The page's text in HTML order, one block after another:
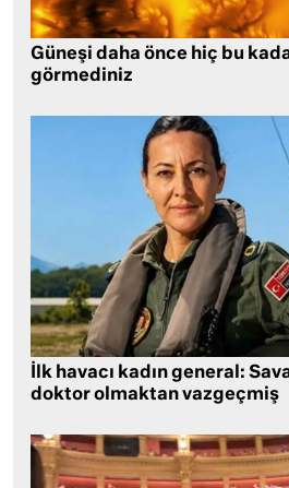
Güneşi daha önce hiç bu
görmediniz
İlk havacı kadın general:
doktor olmaktan vazgeçmiş